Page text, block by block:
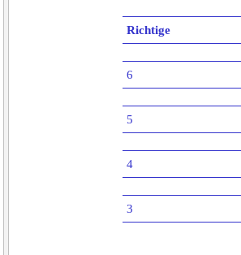
Richtige
6
5
4
3